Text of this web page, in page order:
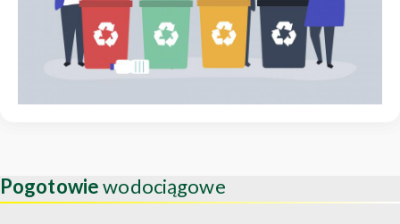
Pogotowiewodociągowe